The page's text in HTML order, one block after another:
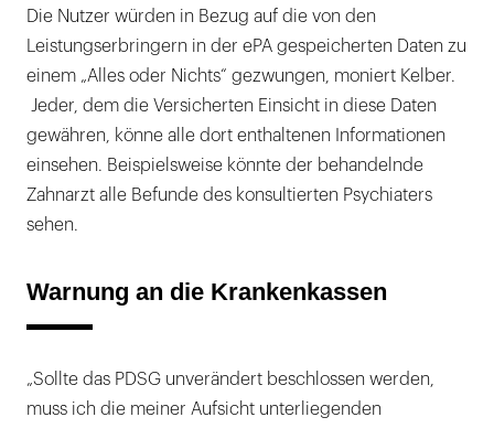
Die Nutzer würden in Bezug auf die von den
Leistungserbringern in der ePA gespeicherten Daten zu
einem „Alles oder Nichts“ gezwungen, moniert Kelber.
Jeder, dem die Versicherten Einsicht in diese Daten
gewähren, könne alle dort enthaltenen Informationen
einsehen. Beispielsweise könnte der behandelnde
Zahnarzt alle Befunde des konsultierten Psychiaters
sehen.
Warnung an die Krankenkassen
„Sollte das PDSG unverändert beschlossen werden,
muss ich die meiner Aufsicht unterliegenden